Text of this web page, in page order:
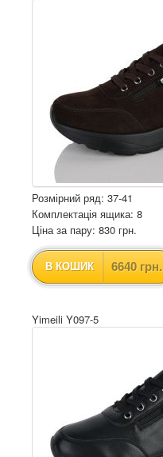
Розмірний ряд: 37-41
Комплектація ящика: 8
Ціна за пару: 830 грн.
В КОШИК 6640 грн.
Yimeili Y097-5